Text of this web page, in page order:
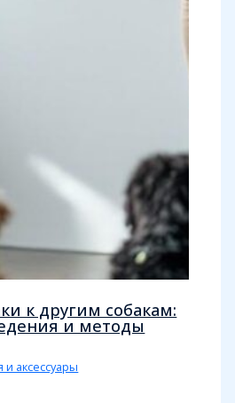
к другим собакам:
и методы
аксессуары